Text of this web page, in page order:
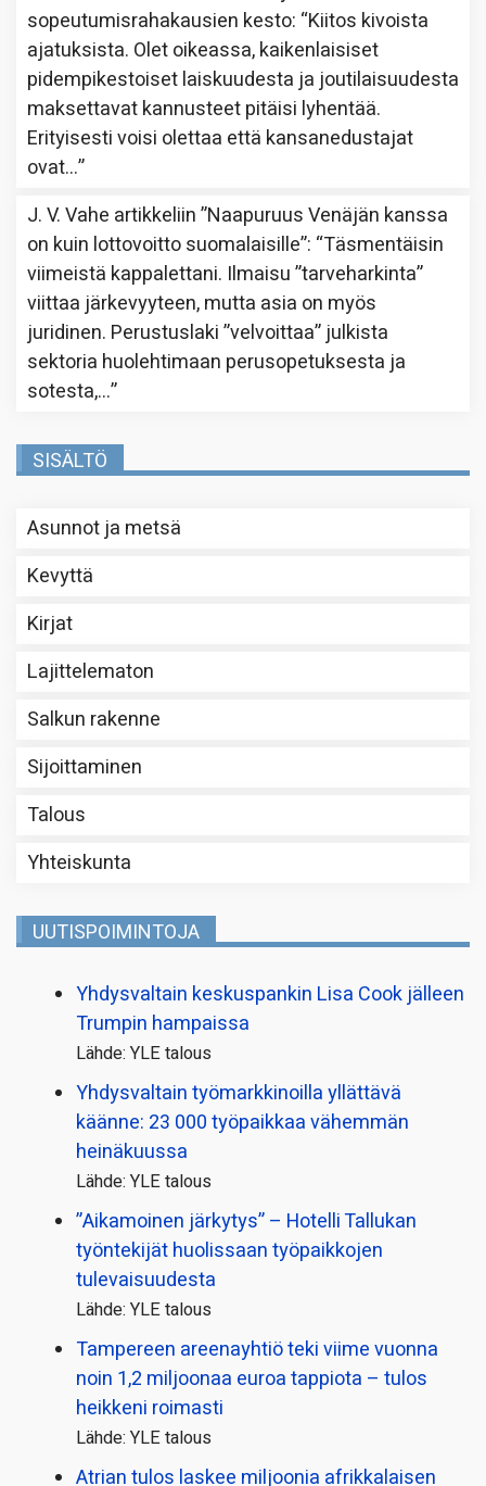
sopeutumisrahakausien kesto: “Kiitos kivoista
ajatuksista. Olet oikeassa, kaikenlaisiset
pidempikestoiset laiskuudesta ja joutilaisuudesta
maksettavat kannusteet pitäisi lyhentää.
Erityisesti voisi olettaa että kansanedustajat
ovat…”
J. V. Vahe artikkeliin”Naapuruus Venäjän kanssa
on kuin lottovoitto suomalaisille”: “Täsmentäisin
viimeistä kappalettani. Ilmaisu ”tarveharkinta”
viittaa järkevyyteen, mutta asia on myös
juridinen. Perustuslaki ”velvoittaa” julkista
sektoria huolehtimaan perusopetuksesta ja
sotesta,…”
SISÄLTÖ
Asunnot ja metsä
Kevyttä
Kirjat
Lajittelematon
Salkun rakenne
Sijoittaminen
Talous
Yhteiskunta
UUTISPOIMINTOJA
Yhdysvaltain keskuspankin Lisa Cook jälleen
Trumpin hampaissa
Lähde: YLE talous
Yhdysvaltain työmarkkinoilla yllättävä
käänne: 23 000 työpaikkaa vähemmän
heinäkuussa
Lähde: YLE talous
”Aikamoinen järkytys” – Hotelli Tallukan
työntekijät huolissaan työpaikkojen
tulevaisuudesta
Lähde: YLE talous
Tampereen areenayhtiö teki viime vuonna
noin 1,2 miljoonaa euroa tappiota – tulos
heikkeni roimasti
Lähde: YLE talous
Atrian tulos laskee miljoonia afrikkalaisen